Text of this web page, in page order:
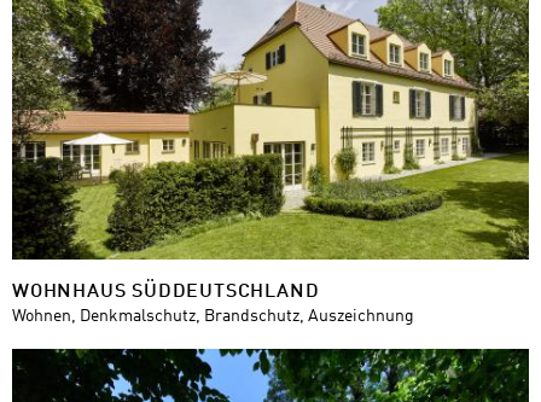
WOHNHAUS SÜDDEUTSCHLAND
Wohnen, Denkmalschutz, Brandschutz, Auszeichnung